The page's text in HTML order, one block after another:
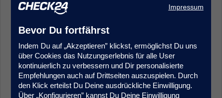
Das Beste aus beiden Welten:
Bei uns
bekommst Du die Sicherheit und Stabilität
eines etablierten Unternehmens –
kombiniert mit dem Drive, der
Geschwindigkeit und dem
Gestaltungsspielraum eines Startups. Wir
denken langfristig und geben Dir gleichzeitig
die Chance, Prozesse und Themen aktiv
Impressum
Bevor Du fortfährst
Indem Du auf „Akzeptieren” klickst, ermöglichst Du uns
über Cookies das Nutzungserlebnis für alle User
kontinuierlich zu verbessern und Dir personalisierte
Empfehlungen auch auf Drittseiten auszuspielen. Durch
den Klick erteilst Du Deine ausdrückliche Einwilligung.
Über „Konfigurieren” kannst Du Deine Einwilligung